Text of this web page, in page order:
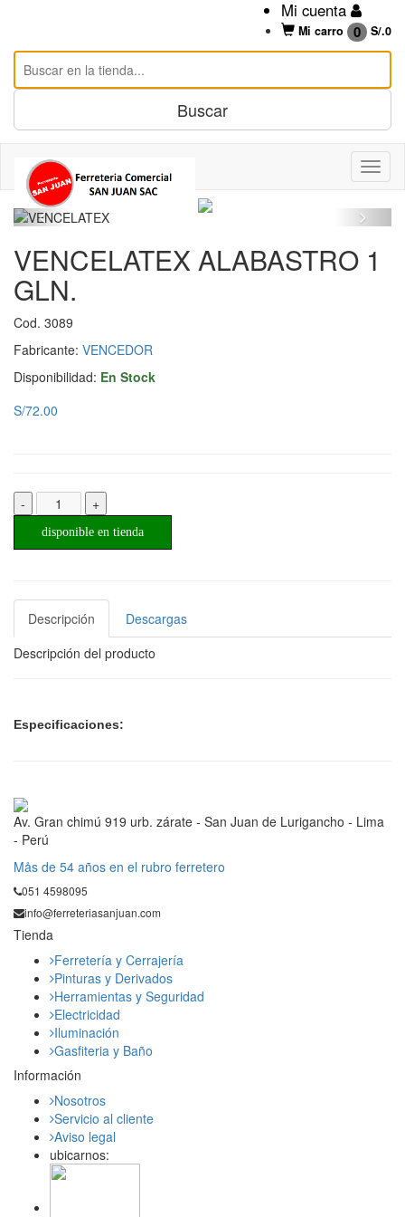
Mi cuenta
Mi carro 0 S/.0
VENCELATEX ALABASTRO 1
GLN.
Cod. 3089
Fabricante: VENCEDOR
Disponibilidad: En Stock
S/72.00
- +
disponible en tienda
Descripción
Descargas
Descripción del producto
Especificaciones:
Av. Gran chimú 919 urb. zárate - San Juan de Lurigancho - Lima
- Perú
Mås de 54 años en el rubro ferretero
051 4598095
info@ferreteriasanjuan.com
Tienda
Ferretería y Cerrajería
Pinturas y Derivados
Herramientas y Seguridad
Electricidad
Iluminación
Gasfiteria y Baño
Información
Nosotros
Servicio al cliente
Aviso legal
ubicarnos: